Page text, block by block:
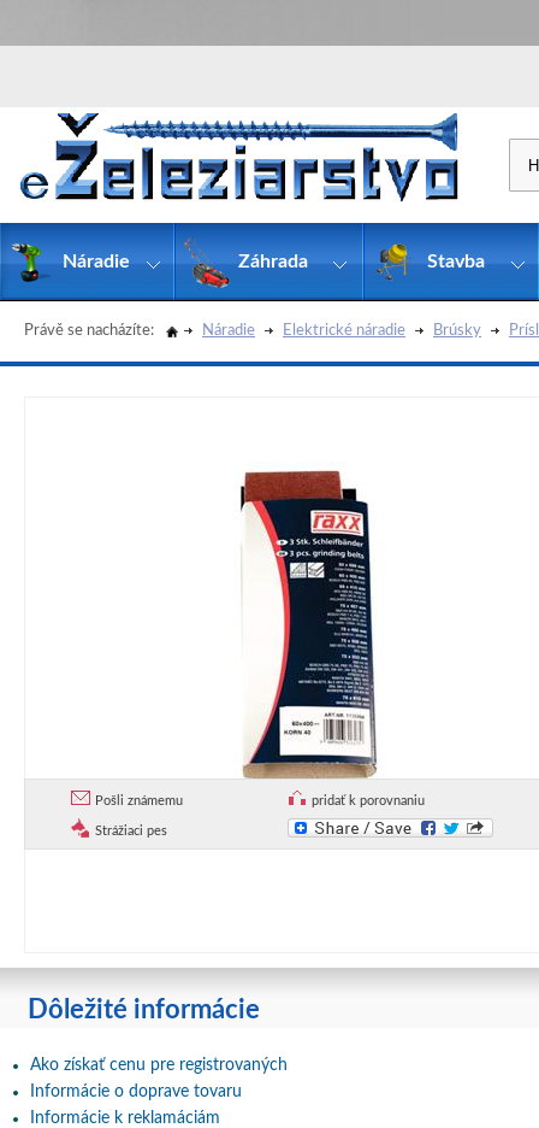
Právě se nacházíte: Náradie Elektrické náradie Brúsky
Pošli známemu pridať k porovnaniu
Strážiaci pes
Dôležité informácie
Ako získať cenu pre registrovaných
Informácie o doprave tovaru
Informácie k reklamáciám
Náradie Záhrada Stavba